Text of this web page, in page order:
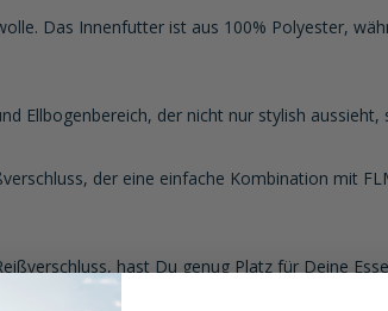
Das Innenfutter ist aus 100% Polyester,
Ellbogenbereich, der nicht nur stylish
der eine einfache Kombination mit
hast Du genug Platz für Deine